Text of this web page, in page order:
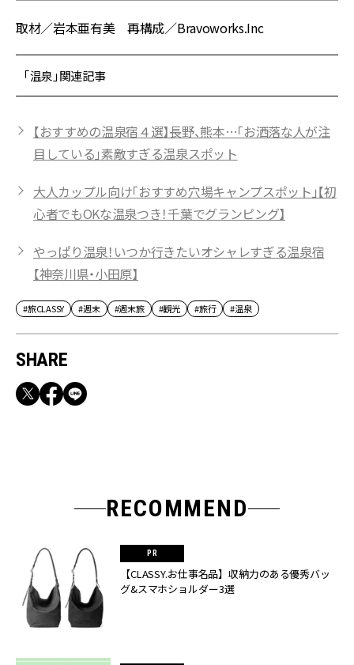
取材／岩本亜有美 再構成／Bravoworks.Inc
「温泉」関連記事
【おすすめの温泉宿４選】長野、熊本…「お洒落な人が注
目している」素敵すぎる温泉スポット
大人カップル向け「おすすめ穴場キャンプスポット」【初
心者でもOKな温泉つき！千葉でグランピング】
やっぱり温泉！いつか行きたいオシャレすぎる温泉宿
【神奈川県・小田原】
#旅CLASSY #週末 #週末旅 #観光 #旅行 #温泉
SHARE
RECOMMEND
【CLASSY.お仕事名品】収納力のある優秀バッ
グ&スマホショルダー3選